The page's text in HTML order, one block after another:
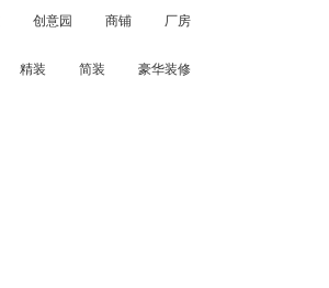
创意园 商铺 厂房
精装 简装 豪华装修